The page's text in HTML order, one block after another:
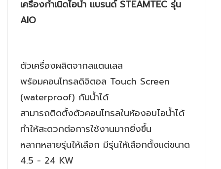
เครื่องกำเนิดไอน้ำ แบรนด์ STEAMTEC รุ่น
AIO
ตัวเครื่องผลิตจากสแตนเลส
พร้อมคอนโทรลดิจิตอล Touch Screen
(waterproof) กันน้ำได้
สามารถติดตั้งตัวคอนโทรลในห้องอบไอน้ำได้
ทำให้สะดวกต่อการใช้งานมากยิ่งขึ้น
หลากหลายรุ่นให้เลือก มีรุ่นให้เลือกตั้งแต่ขนาด
4.5 - 24 KW